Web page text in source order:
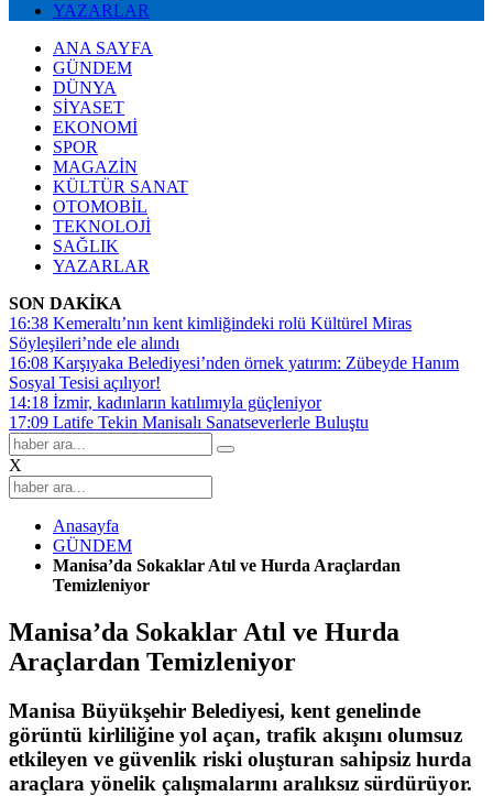
YAZARLAR
ANA SAYFA
GÜNDEM
DÜNYA
SİYASET
EKONOMİ
SPOR
MAGAZİN
KÜLTÜR SANAT
OTOMOBİL
TEKNOLOJİ
SAĞLIK
YAZARLAR
SON DAKİKA
16:38 Kemeraltı’nın kent kimliğindeki rolü Kültürel Miras
Söyleşileri’nde ele alındı
16:08 Karşıyaka Belediyesi’nden örnek yatırım: Zübeyde Hanım
Sosyal Tesisi açılıyor!
14:18 İzmir, kadınların katılımıyla güçleniyor
17:09 Latife Tekin Manisalı Sanatseverlerle Buluştu
X
Anasayfa
GÜNDEM
Manisa’da Sokaklar Atıl ve Hurda Araçlardan
Temizleniyor
Manisa’da Sokaklar Atıl ve Hurda
Araçlardan Temizleniyor
Manisa Büyükşehir Belediyesi, kent genelinde
görüntü kirliliğine yol açan, trafik akışını olumsuz
etkileyen ve güvenlik riski oluşturan sahipsiz hurda
araçlara yönelik çalışmalarını aralıksız sürdürüyor.